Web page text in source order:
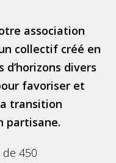
association
collectif créé en
d’horizons divers
favoriser et
transition
partisane.
450